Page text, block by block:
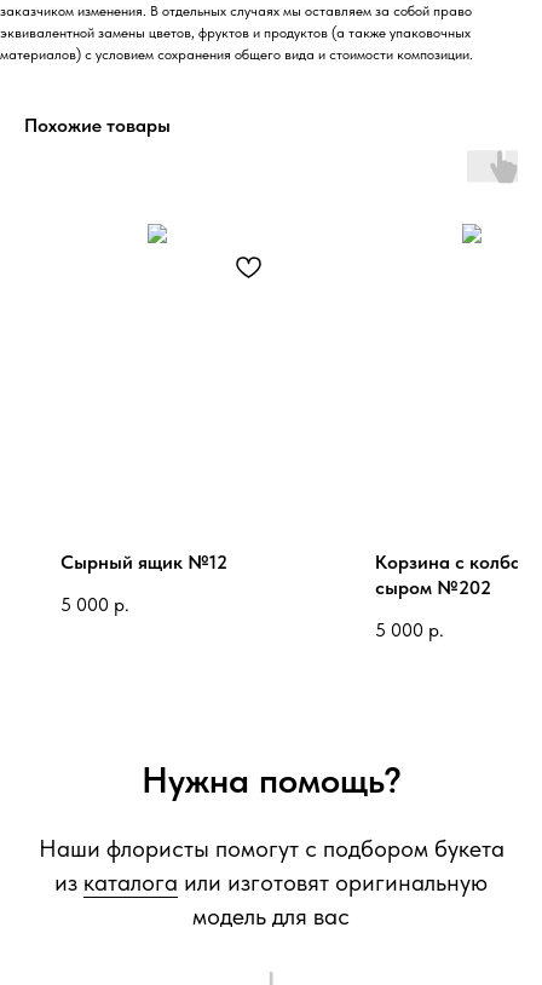
заказчиком изменения. В отдельных случаях мы оставляем за собой право
эквивалентной замены цветов, фруктов и продуктов (а также упаковочных
материалов) с условием сохранения общего вида и стоимости композиции.
Похожие товары
Сырный ящик №12
5 000 р.
Корзина с
сыром №202
5 000 р.
Нужна помощь?
Наши флористы помогут с подбором букета
из каталога или изготовят оригинальную
модель для вас